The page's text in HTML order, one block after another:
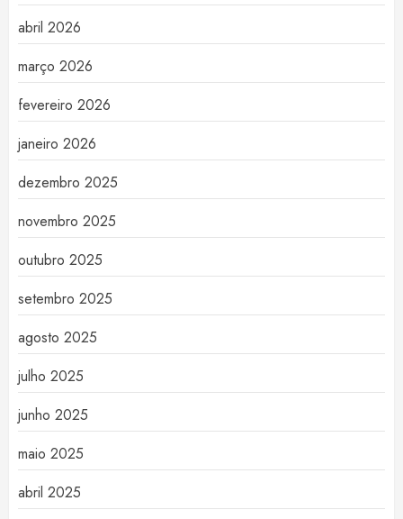
abril 2026
março 2026
fevereiro 2026
janeiro 2026
dezembro 2025
novembro 2025
outubro 2025
setembro 2025
agosto 2025
julho 2025
junho 2025
maio 2025
abril 2025